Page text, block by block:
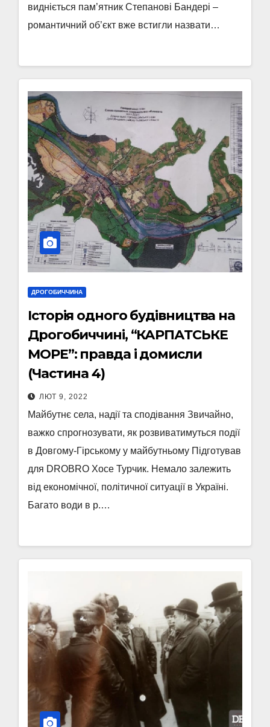
видніється пам’ятник Степанові Бандері –
романтичний об’єкт вже встигли назвати…
ДРОГОБИЧЧИНА
Історія одного будівництва на
Дрогобиччині, “КАРПАТСЬКЕ
МОРЕ”: правда і домисли
(Частина 4)
ЛЮТ 9, 2022
Майбутнє села, надії та сподівання Звичайно,
важко спрогнозувати, як розвиватимуться події
в Довгому-Гірському у майбутньому Підготував
для DROBRO Хосе Турчик. Немало залежить
від економічної, політичної ситуації в Україні.
Багато води в р.…